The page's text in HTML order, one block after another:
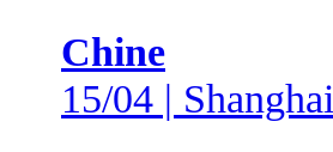
Chine
15/04 | Shanghai